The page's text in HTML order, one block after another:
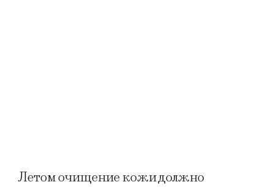
Летом очищение кожи должно